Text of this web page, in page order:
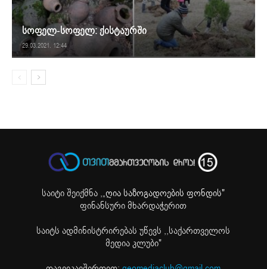
სოფელ-სოფელ: ქისტაურში
29.03.2021. 12:44
საიტი შეიქმნა ,„ღია საზოგადოების ფონდის"
ფინანსური მხარდაჭერით
საიტს ადმინისტრირებას უწევს ,,საქართველოს
მედია კლუბი"